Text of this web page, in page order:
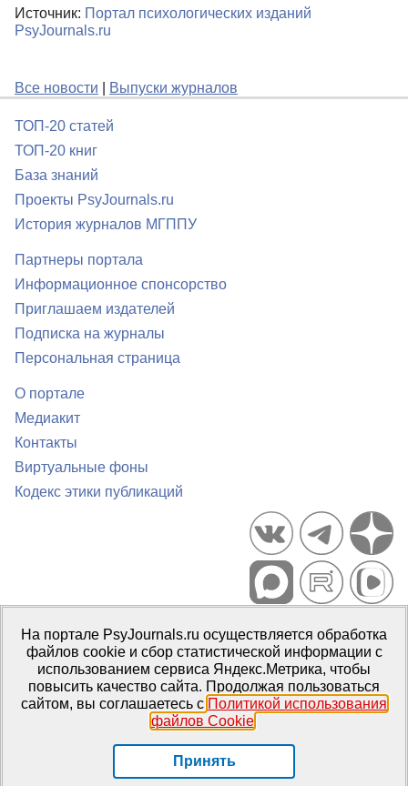
Источник: Портал психологических изданий
PsyJournals.ru
Все новости Выпуски журналов
ТОП-20 статей
ТОП-20 книг
База знаний
Проекты PsyJournals.ru
История журналов МГППУ
Партнеры портала
Информационное спонсорство
Приглашаем издателей
Подписка на журналы
Персональная страница
О портале
Медиакит
Контакты
Виртуальные фоны
Кодекс этики публикаций
Портал психологических изданий PsyJournals.ru, 2007–2026
Правила использования материалов
Свидетельство регистрации СМИЭл № ФС77-66447 от 14 июля
2016 г.
Издатель: ФГБОУ ВО МГППУ
На портале PsyJournals.ru осуществляется обработка
файлов cookie и сбор статистической информации с
использованием сервиса Яндекс.Метрика, чтобы
повысить качество сайта. Продолжая пользоваться
сайтом, вы соглашаетесь с Политикой использования
файлов Cookie.
Принять